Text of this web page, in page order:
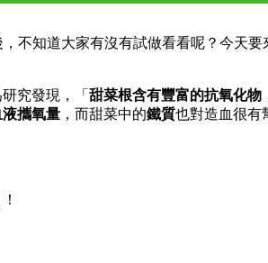
不知道大家有沒有試做看看呢？今天
究發現，「 甜菜根含有豐富的抗氧化物
攜氧量 ， 而甜菜中的鐵質也對造血很有